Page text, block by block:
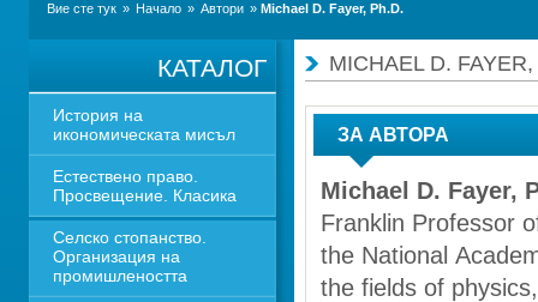
Вие сте тук » Начало » Автори » Michael D. Fayer, Ph.D.
КАТАЛОГ
История на
икономическата мисъл
Естествено право.
Просвещение. Класика
Селско стопанство.
Организация на
промишлеността
MICHAEL D.
ЗА АВТОРА
Michael D. Fayer,
Franklin Professor
the National
the fields of